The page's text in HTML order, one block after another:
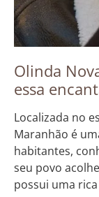
Olinda
essa
Localizada no
Maranhão é
habitantes,
seu povo
possui uma